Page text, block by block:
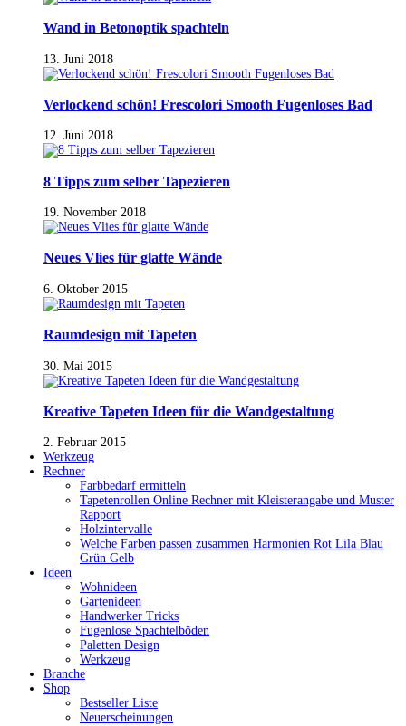
Wand in Betonoptik spachteln
13. Juni 2018
Verlockend schön! Frescolori Smooth Fugenloses Bad
12. Juni 2018
8 Tipps zum selber Tapezieren
19. November 2018
Neues Vlies für glatte Wände
6. Oktober 2015
Raumdesign mit Tapeten
30. Mai 2015
Kreative Tapeten Ideen für die Wandgestaltung
2. Februar 2015
Werkzeug
Rechner
Farbbedarf ermitteln
Tapetenrollen Online Rechner mit Kleisterangabe und Muster
Rapport
Holzintervalle
Welche Farben passen zusammen Harmonien Rot Lila Blau
Grün Gelb
Ideen
Wohnideen
Gartenideen
Handwerker Tricks
Fugenlose Spachtelböden
Paletten Design
Werkzeug
Branche
Shop
Bestseller Liste
Neuerscheinungen